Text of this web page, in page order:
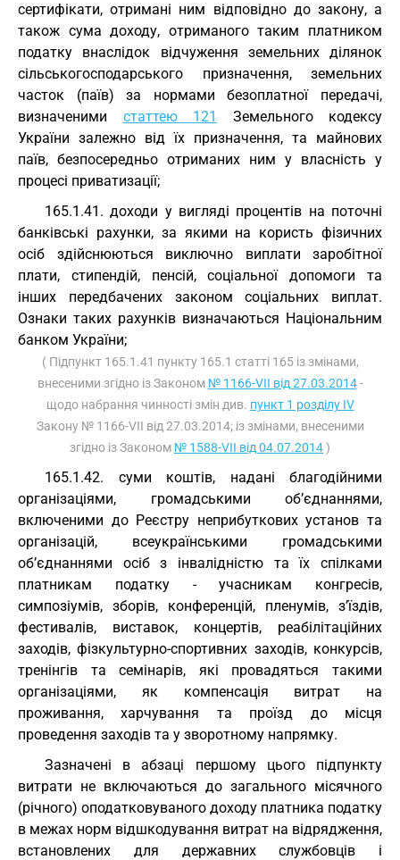
сертифікати, отримані ним відповідно до закону, а
також сума доходу, отриманого таким платником
податку внаслідок відчуження земельних ділянок
сільськогосподарського призначення, земельних
часток (паїв) за нормами безоплатної передачі,
визначеними статтею 121
Земельного кодексу
України залежно від їх призначення, та майнових
паїв, безпосередньо отриманих ним у власність у
процесі приватизації;
165.1.41. доходи у вигляді процентів на поточні
банківські рахунки, за якими на користь фізичних
осіб здійснюються виключно виплати заробітної
плати, стипендій, пенсій, соціальної допомоги та
інших передбачених законом соціальних виплат.
Ознаки таких рахунків визначаються Національним
банком України;
( Підпункт 165.1.41 пункту 165.1 статті 165 із змінами,
внесеними згідно із Законом № 1166-VII від 27.03.2014-
щодо набрання чинності змін див. пункт 1 розділу IV
Закону № 1166-VII від 27.03.2014; із змінами, внесеними
згідно із Законом № 1588-VII від 04.07.2014)
165.1.42. суми коштів, надані благодійними
організаціями, громадськими об’єднаннями,
включеними до Реєстру неприбуткових установ та
організацій, всеукраїнськими громадськими
об’єднаннями осіб з інвалідністю та їх спілками
платникам податку - учасникам конгресів,
симпозіумів, зборів, конференцій, пленумів, з’їздів,
фестивалів, виставок, концертів, реабілітаційних
заходів, фізкультурно-спортивних заходів, конкурсів,
тренінгів та семінарів, які провадяться такими
організаціями, як компенсація витрат на
проживання, харчування та проїзд до місця
проведення заходів та у зворотному напрямку.
Зазначені в абзаці першому цього підпункту
витрати не включаються до загального місячного
(річного) оподатковуваного доходу платника податку
в межах норм відшкодування витрат на відрядження,
встановлених для державних службовців і